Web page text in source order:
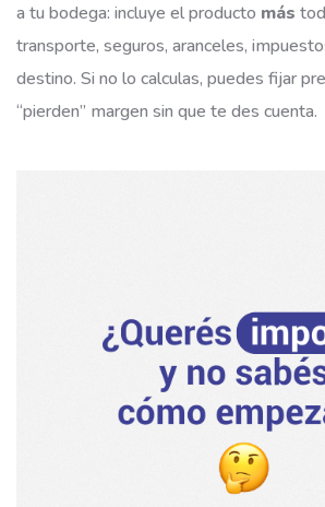
a tu bodega: incluye el producto más
transporte, seguros, aranceles,
destino. Si no lo calculas, puedes fijar
“pierden” margen sin que te des cuenta.